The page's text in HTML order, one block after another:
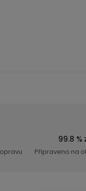
99.8
Připraveno na